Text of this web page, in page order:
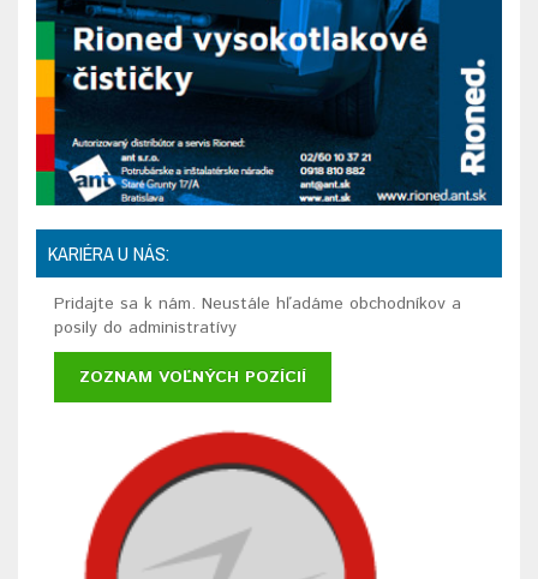
KARIÉRA U NÁS:
Pridajte sa k nám. Neustále hľadáme obchodníkov a
posily do administratívy
ZOZNAM VOĽNÝCH POZÍCIÍ